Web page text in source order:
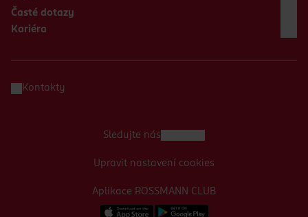
Časté dotazy
Kariéra
Kontakty
Aplikace ROSSMANN CLUB
Sledujte nás
Upravit nastavení cookies